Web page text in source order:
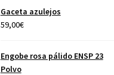
precios:
desde
40,00€
Gaceta azulejos
59,00€
Engobe rosa pálido ENSP 23
Polvo